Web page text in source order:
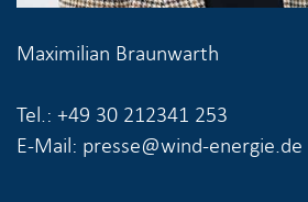
Maximilian Braunwarth
Tel.: +49 30 212341 253
E-Mail: presse@wind-energie.de